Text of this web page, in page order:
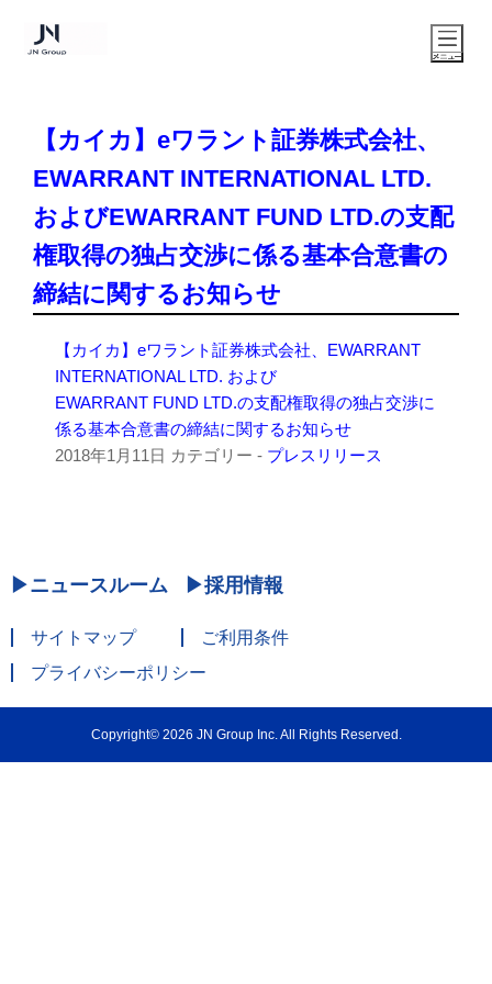
【カイカ】eワラント証券株式会社、
EWARRANT INTERNATIONAL LTD.
およびEWARRANT FUND LTD.の支配
権取得の独占交渉に係る基本合意書の
締結に関するお知らせ
【カイカ】eワラント証券株式会社、EWARRANT
INTERNATIONAL LTD. および
EWARRANT FUND LTD.の支配権取得の独占交渉に
係る基本合意書の締結に関するお知らせ
2018年1月11日 カテゴリー - プレスリリース
ニュースルーム 採用情報
サイトマップ
ご利用条件
プライバシーポリシー
Copyright© 2026 JN Group Inc. All Rights Reserved.